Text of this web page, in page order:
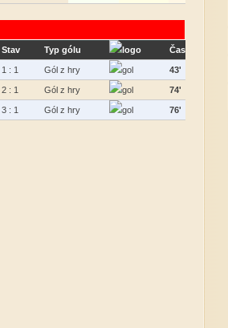
Stav Typ gólu Čas
1 : 1 Gól z hry 43'
2 : 1 Gól z hry 74'
3 : 1 Gól z hry 76'